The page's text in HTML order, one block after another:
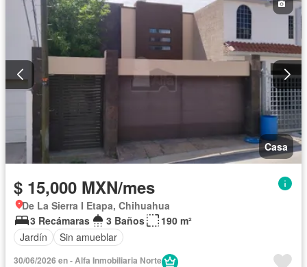
Casa
$ 15,000 MXN/mes
De La Sierra I Etapa, Chihuahua
3 Recámaras
3 Baños
190 m²
Jardín
Sin amueblar
30/06/2026 en - Alfa Inmobiliaria Norte